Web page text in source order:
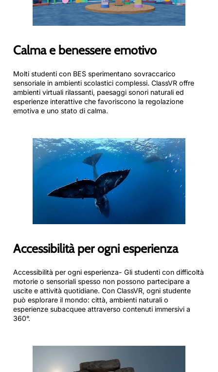
Calma e benessere emotivo
Molti studenti con BES sperimentano sovraccarico
sensoriale in ambienti scolastici complessi. ClassVR offre
ambienti virtuali rilassanti, paesaggi sonori naturali ed
esperienze interattive che favoriscono la regolazione
emotiva e uno stato di calma.
Accessibilità per ogni esperienza
Accessibilità per ogni esperienza- Gli studenti con difficoltà
motorie o sensoriali spesso non possono partecipare a
uscite e attività quotidiane. Con ClassVR, ogni studente
può esplorare il mondo: città, ambienti naturali o
esperienze subacquee attraverso contenuti immersivi a
360°.